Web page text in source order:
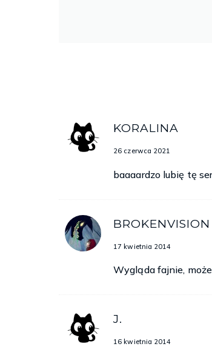
KORALINA
26 czerwca 2021
baaaardzo lubię tę
BROKENVISION
17 kwietnia 2014
Wygląda fajnie,
J.
16 kwietnia 2014